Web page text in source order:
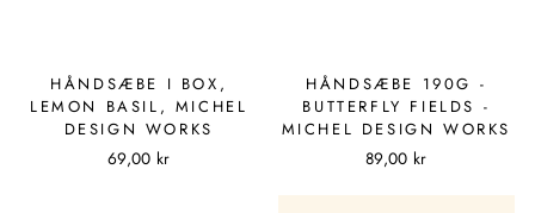
HÅNDSÆBE I BOX,
LEMON BASIL, MICHEL
DESIGN WORKS
69,00 kr
HÅNDSÆBE 190G -
BUTTERFLY FIELDS -
MICHEL DESIGN WORKS
89,00 kr